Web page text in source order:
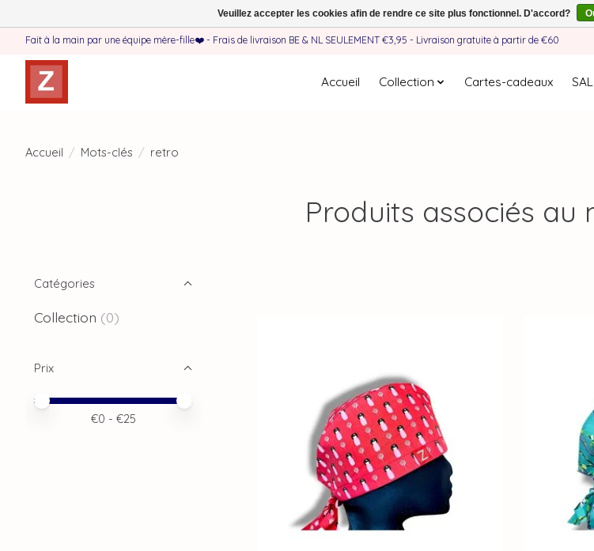
Fait à la main par une équipe mère-fille❤️ - Frais de livraison BE & NL SEULEMENT €3,95 - Livraison gratuite à partir de €60
Accueil Collection Cartes-cadeaux
Accueil / Mots-clés / retro
Produits associés au
Catégories
Collection (0)
Prix
Prix minimum
Price maximum value
€0 - €25
Veuillez accepter les cookies afin de rendre ce site plus fonctionnel. D'accord?